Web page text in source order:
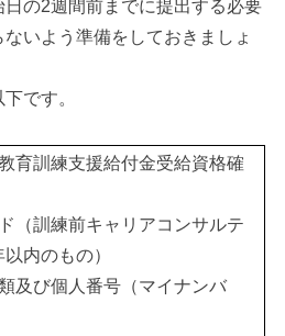
の2週間前までに提出する必要
いよう準備をしておきましょ
です。
育訓練支援給付金受給資格確
（訓練前キャリアコンサルテ
内のもの）
及び個人番号（マイナンバ